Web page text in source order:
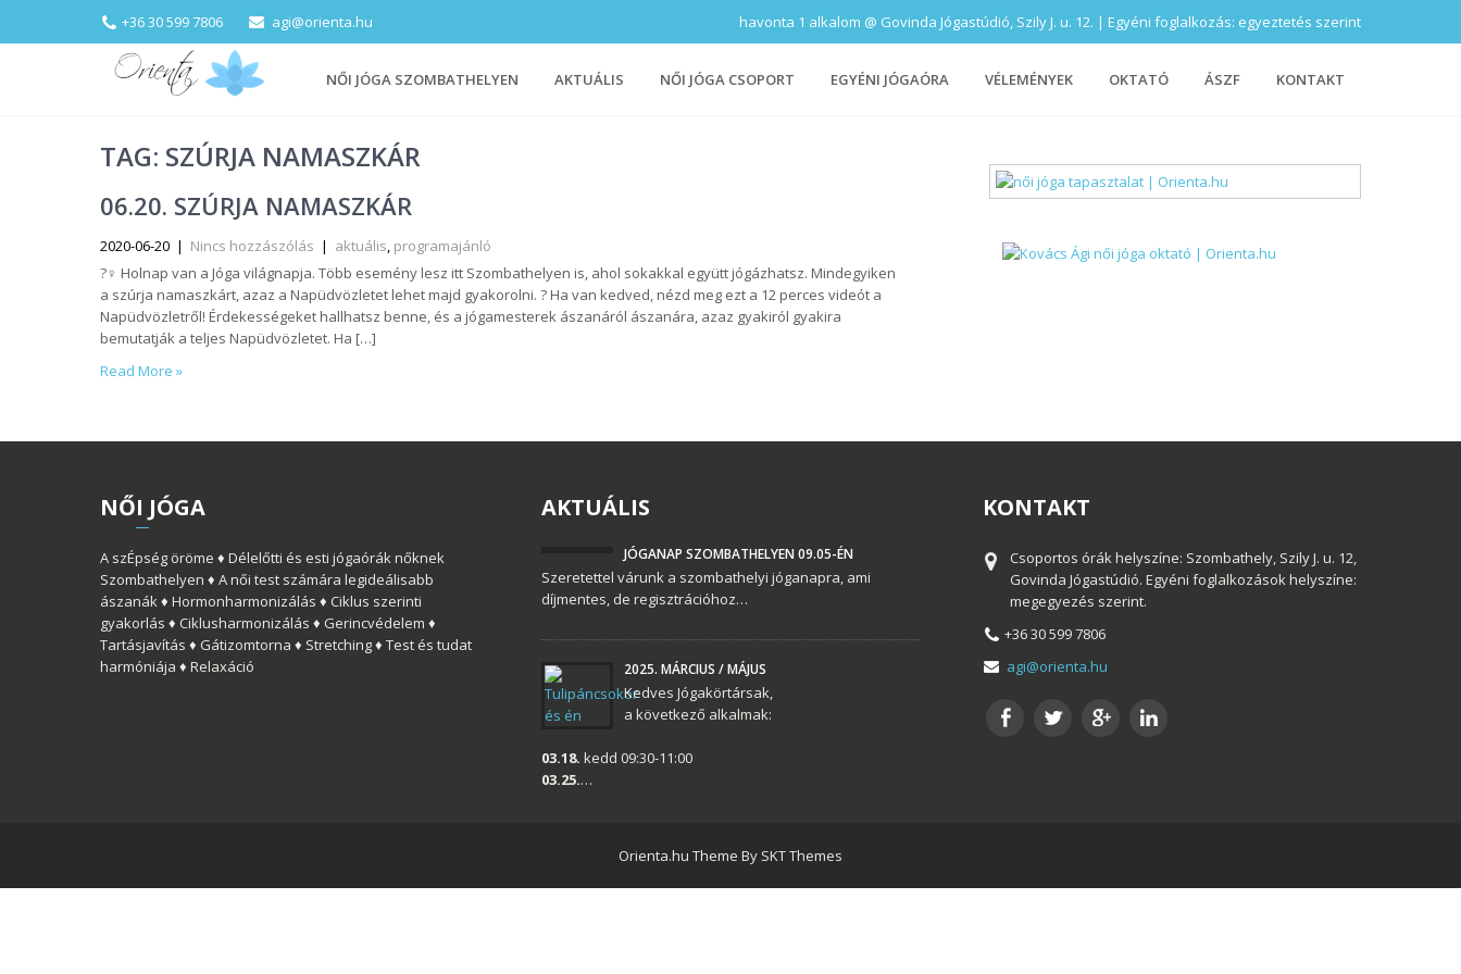
+36 30 599 7806 agi@orienta.hu havonta 1 alkalom @ Govinda Jógastúdió, Szily J. u. 12. | Egyéni foglalkozás: egyeztetés szerint
NŐI JÓGA SZOMBATHELYEN AKTUÁLIS NŐI JÓGA CSOPORT EGYÉNI JÓGAÓRA VÉLEMÉNYEK OKTATÓ ÁSZF KONTAKT
TAG: SZÚRJA NAMASZKÁR
06.20. SZÚRJA NAMASZKÁR
2020-06-20 | Nincs hozzászólás | aktuális, programajánló
?‍♀️ Holnap van a Jóga világnapja. Több esemény lesz itt Szombathelyen is, ahol sokakkal együtt jógázhatsz. Mindegyiken
a szúrja namaszkárt, azaz a Napüdvözletet lehet majd gyakorolni. ?️ Ha van kedved, nézd meg ezt a 12 perces videót a
Napüdvözletről! Érdekességeket hallhatsz benne, és a jógamesterek ászanáról ászanára, azaz gyakiról gyakira
bemutatják a teljes Napüdvözletet. Ha […]
Read More »
NŐI JÓGA
A szÉpség öröme ♦ Délelőtti és esti jógaórák nőknek
Szombathelyen ♦ A női test számára legideálisabb
ászanák ♦ Hormonharmonizálás ♦ Ciklus szerinti
gyakorlás ♦ Ciklusharmonizálás ♦ Gerincvédelem ♦
Tartásjavítás ♦ Gátizomtorna ♦ Stretching ♦ Test és tudat
harmóniája ♦ Relaxáció
AKTUÁLIS
JÓGANAP SZOMBATHELYEN 09.05-ÉN
Szeretettel várunk a szombathelyi jóganapra, ami
díjmentes, de regisztrációhoz…
2025. MÁRCIUS / MÁJUS
Kedves Jógakörtársak,
a következő alkalmak:
03.18. kedd 09:30-11:00
03.25.…
KONTAKT
Csoportos órák helyszíne: Szombathely, Szily J. u. 12,
Govinda Jógastúdió. Egyéni foglalkozások helyszíne:
megegyezés szerint.
+36 30 599 7806
agi@orienta.hu
Orienta.hu Theme By SKT Themes